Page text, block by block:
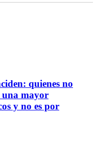
quienes no
una mayor
y no es por